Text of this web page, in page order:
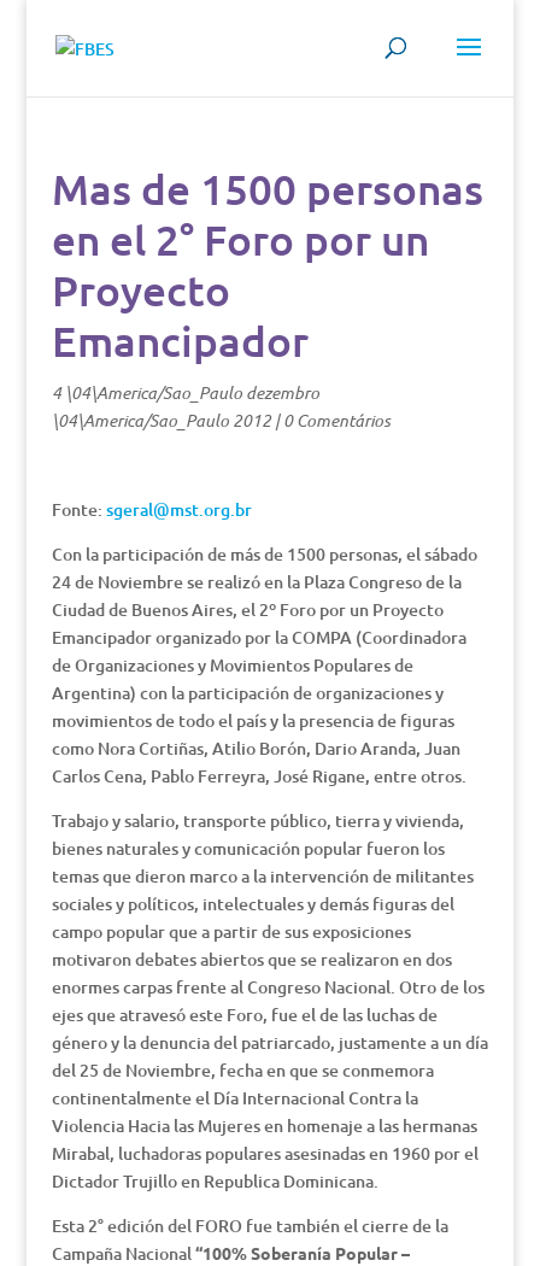
Mas de 1500 personas
en el 2° Foro por un
Proyecto
Emancipador
4 \04\America/Sao_Paulo dezembro
\04\America/Sao_Paulo 2012|0 Comentários
Fonte: sgeral@mst.org.br
Con la participación de más de 1500 personas, el sábado
24 de Noviembre se realizó en la Plaza Congreso de la
Ciudad de Buenos Aires, el 2º Foro por un Proyecto
Emancipador organizado por la COMPA (Coordinadora
de Organizaciones y Movimientos Populares de
Argentina) con la participación de organizaciones y
movimientos de todo el país y la presencia de figuras
como Nora Cortiñas, Atilio Borón, Dario Aranda, Juan
Carlos Cena, Pablo Ferreyra, José Rigane, entre otros.
Trabajo y salario, transporte público, tierra y vivienda,
bienes naturales y comunicación popular fueron los
temas que dieron marco a la intervención de militantes
sociales y políticos, intelectuales y demás figuras del
campo popular que a partir de sus exposiciones
motivaron debates abiertos que se realizaron en dos
enormes carpas frente al Congreso Nacional. Otro de los
ejes que atravesó este Foro, fue el de las luchas de
género y la denuncia del patriarcado, justamente a un día
del 25 de Noviembre, fecha en que se conmemora
continentalmente el Día Internacional Contra la
Violencia Hacia las Mujeres en homenaje a las hermanas
Mirabal, luchadoras populares asesinadas en 1960 por el
Dictador Trujillo en Republica Dominicana.
Esta 2° edición del FORO fue también el cierre de la
Campaña Nacional“100% Soberanía Popular –